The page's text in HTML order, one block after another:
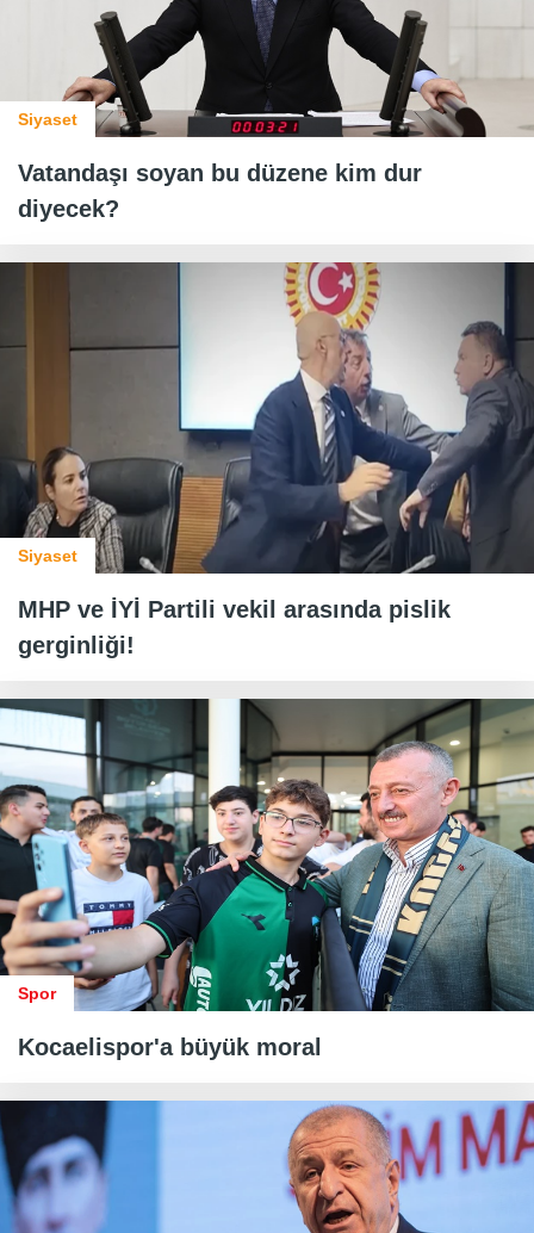
Siyaset
Vatandaşı soyan bu düzene kim dur
diyecek?
Siyaset
MHP ve İYİ Partili vekil arasında pislik
gerginliği!
Spor
Kocaelispor'a büyük moral